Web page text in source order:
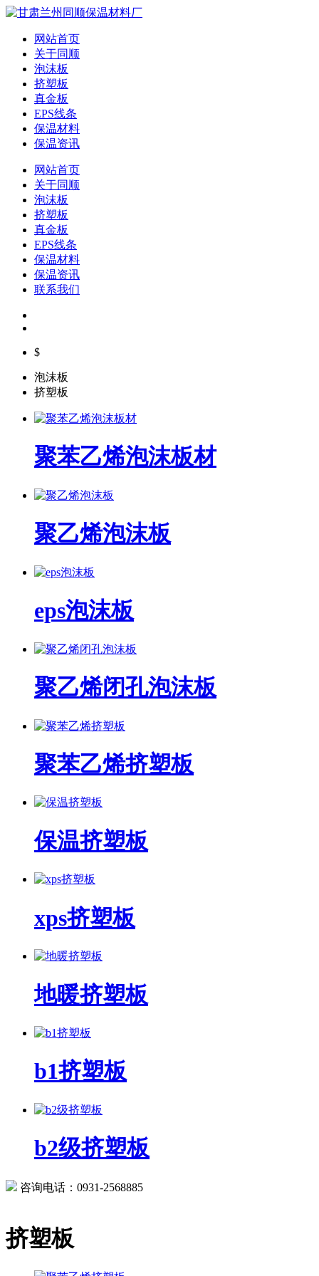
网站首页
关于同顺
泡沫板
挤塑板
真金板
EPS线条
保温材料
保温资讯
网站首页
关于同顺
泡沫板
挤塑板
真金板
EPS线条
保温材料
保温资讯
联系我们
$
泡沫板
挤塑板
聚苯乙烯泡沫板材
聚乙烯泡沫板
eps泡沫板
聚乙烯闭孔泡沫板
聚苯乙烯挤塑板
保温挤塑板
xps挤塑板
地暖挤塑板
b1挤塑板
b2级挤塑板
咨询电话：0931-2568885
挤塑板